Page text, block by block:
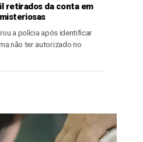
retirados da conta em
a polícia após identificar
não ter autorizado no